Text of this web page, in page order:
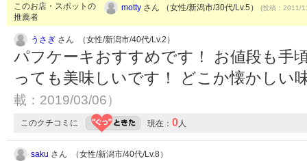
このお店・スポットの
推薦者
motty さん （女性/新潟市/30代/Lv.5） (投稿：2011/
うさぎ さん （女性/新潟市/40代/Lv.2）
パフケーキおすすめです！ お値段も手
っても美味しいです！ どこか懐かしい
載：2019/03/06）
このクチコミに 現在： 0 人
saku さん （女性/新潟市/40代/Lv.8）